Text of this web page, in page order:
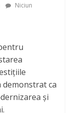
Niciun
ca
și